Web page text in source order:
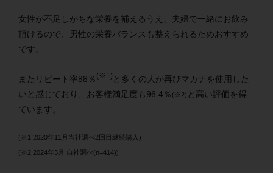
女性が不足しがちな栄養を補えるうえ、夫婦で一緒にお飲み
頂けるので、男性の栄養バランスも整えられるためおすすめ
です。
またリピート率88％ (※1) と多くの人が再びマカナを使用した
いと感じており、お客様満足度も96.4％ (※2) と高い評価を得
ています。
(※1 2020年11月当社調べ2回目継続購入)
(※2 2024年3月 自社調べ(n=414))